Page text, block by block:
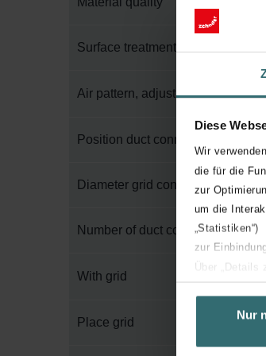
Diese
Wir
die für die
zur
um die
„Statistiken“)
zur
Über „Details
unserer
basierend
Nur
Surface treatment
Air pattern, adjustable
Position duct connection
Diameter grid connection
Number of duct connections
With grid
Place grid